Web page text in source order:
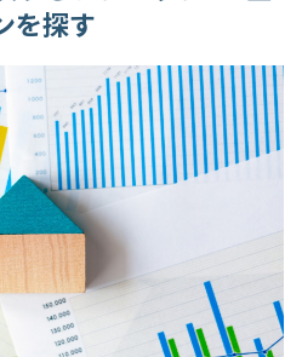
を探す